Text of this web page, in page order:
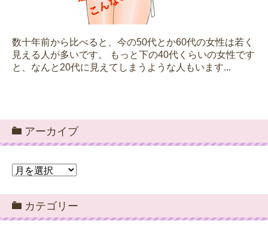
数十年前から比べると、今の50代とか60代の女性は若く
見える人が多いです。 もっと下の40代くらいの女性です
と、なんと20代に見えてしまうような人もいます...
アーカイブ
ア
カ
イ
ブ
カテゴリー